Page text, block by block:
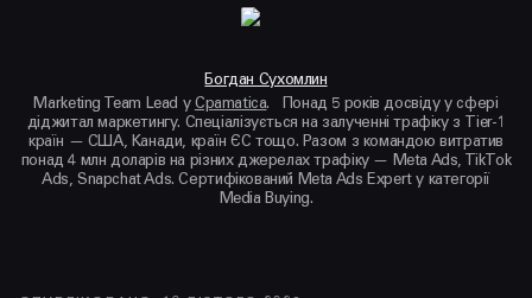
Богдан Сухомлин
Marketing Team Lead у Cpamatica. Понад 5 років досвіду у сфері
діджитал маркетингу. Спеціалізується на залученні трафіку з Tier-1
країн — США, Канади, країн ЄС тощо. Разом з командою витратив
понад 4 млн доларів на різних джерелах трафіку — Meta Ads, TikTok
Ads, Snapchat Ads. Сертифікований Meta Ads Expert у категорії
Media Buying.